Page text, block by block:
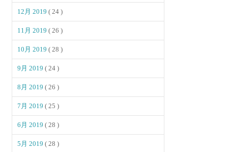
12月 2019( 24 )
11月 2019( 26 )
10月 2019( 28 )
9月 2019( 24 )
8月 2019( 26 )
7月 2019( 25 )
6月 2019( 28 )
5月 2019( 28 )